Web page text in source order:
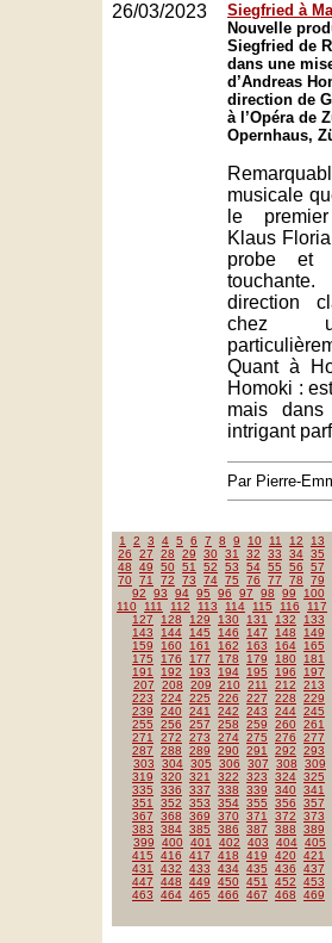
26/03/2023
Siegfried à
Nouvelle
Siegfried de
dans une
d’Andreas
direction de
à l’Opéra de
Opernhaus,
musicale
le
Klaus
probe et
direction
chez
Quant à
Homoki :
mais
intrigant
Par Pierre-
1 2 3 4 5 6 7 8 9 10 11 12
13
26
27 28 29 30 31 32 33 34 35
48
49 50 51 52 53 54 55 56
57
70 71 72 73 74 75 76 77 78
79
92
93 94 95 96 97 98 99
100
110
111 112 113 114 115 116
117
127
128 129 130 131 132
133
143
144 145 146 147 148
149
159
160 161 162 163 164
165
175
176 177 178 179 180
181
191
192 193 194 195 196
197
207
208 209 210 211 212
213
223
224 225 226 227 228
229
239
240 241 242 243 244 245
255
256 257 258 259 260 261
271
272 273 274 275 276
277
287
288 289 290 291 292
293
303
304 305 306 307 308
309
319
320 321 322 323 324 325
335
336 337 338 339 340 341
351
352 353 354 355 356
357
367
368 369 370 371 372
373
383
384 385 386 387 388
389
399
400 401 402 403 404 405
415
416 417 418 419 420 421
431
432 433 434 435 436
437
447
448 449 450 451 452
453
463
464 465 466 467 468 469